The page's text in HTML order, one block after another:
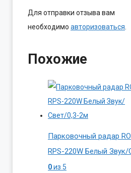
Для отправки отзыва вам
необходимо авторизоваться
Похожие
Парковочный радар
RPS-220W Белый Звук/
0из 5